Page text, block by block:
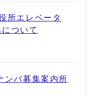
所エレベータ
ついて
ンバ募集案内所